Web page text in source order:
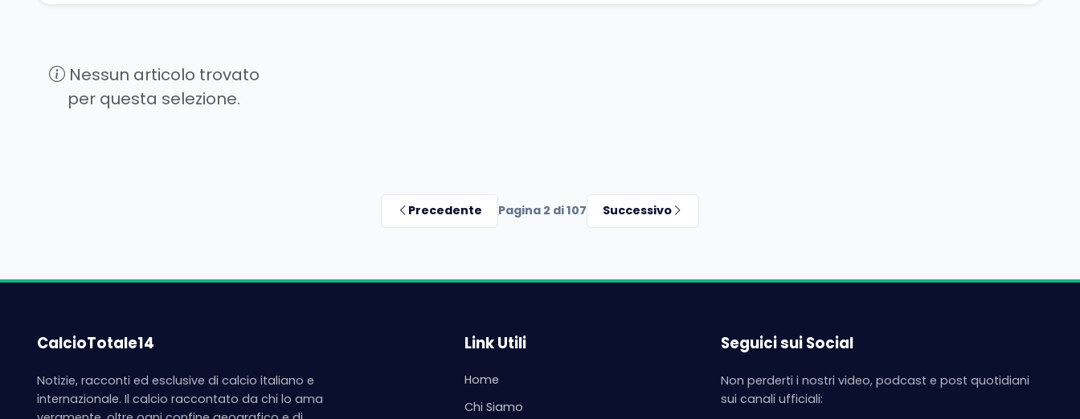
Nessun articolo trovato
per questa selezione.
Precedente Pagina 2 di 107 Successivo
CalcioTotale14
Notizie, racconti ed esclusive di calcio italiano e
internazionale. Il calcio raccontato da chi lo ama
Link Utili
Home
Chi Siamo
Seguici sui Social
Non perderti i nostri video, podcast e post quotidiani
sui canali ufficiali: